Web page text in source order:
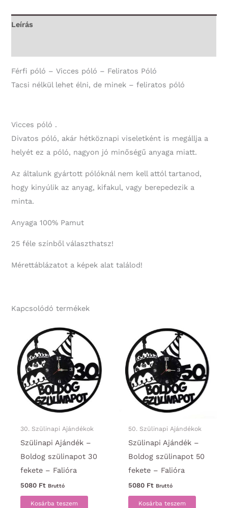
Póló
mennyiség
Leírás
Férfi póló – Vicces póló – Feliratos Póló
Tacsi nélkül lehet élni, de minek – feliratos póló
Vicces póló .
Divatos póló, akár hétköznapi viseletként is megállja a
helyét ez a póló, nagyon jó minőségű anyaga miatt.
Az általunk gyártott pólóknál nem kell attól tartanod,
hogy kinyúlik az anyag, kifakul, vagy berepedezik a
minta.
Anyaga 100% Pamut
25 féle színből választhatsz!
Mérettáblázatot a képek alat találod!
Kapcsolódó termékek
30. Szülinapi Ajándékok
Szülinapi Ajándék –
Boldog szülinapot 30
fekete – Falióra
5080 Ft Bruttó
Kosárba teszem
50. Szülinapi Ajándékok
Szülinapi Ajándék –
Boldog szülinapot 50
fekete – Falióra
5080 Ft Bruttó
Kosárba teszem